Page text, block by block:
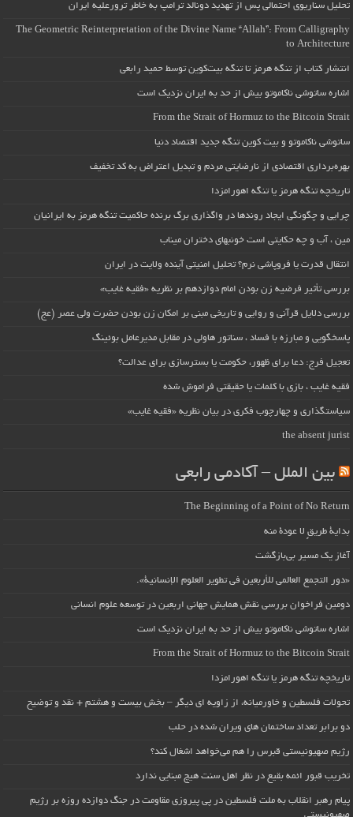
تحلیل سناریوی احتمالی پس از تهدید دونالد ترامپ به خاطر ترورعلیه ایران
The Geometric Reinterpretation of the Divine Name “Allah”: From Calligraphy
to Architecture
انتشار کتاب از تنگه هرمز تا تنگه بیت‌کوین توسط حمید رابعی
اشاره ساتوشی ناکاموتو بیش از حد به ایران نزدیک است
From the Strait of Hormuz to the Bitcoin Strait
ساتوشی ناکاموتو و بیت کوین تنگه جدید اقتصاد دنیا
بهره‌برداری اقتصادی از نارضایتی مردم و تبدیل اعتراض به کد تخفیف
تاریخچه تنگه هرمز یا تنگه اهورامزدا
چرایی و چگونگی ایجاد روندها در واگذاری برگ برنده حاکمیت تنگه هرمز به ایرانیان
مین ، آب و چه حکایتی است خونبهای دختران میناب
انتقال قدرت یا فروپاشی نرم؟ تحلیل امنیتی آینده ولایت در ایران
بررسی تأثیر فرضیه زن بودن امام دوازدهم بر نظریه «فقیه غایب»
بررسی دلایل قرآنی و روایی و تاریخی مبنی بر امکان زن بودن حضرت ولی عصر (عج)
پاسخگویی و مبارزه با فساد ، سناتور هاولی در مقابل مدیرعامل بوئینگ
تعجیل فرج: دعا برای ظهور، حکومت یا بسترسازی برای عدالت؟
فقیه غایب ، بازی با کلمات یا حقیقتی فراموش شده
سیاستگذاری و چهارچوب فکری در بیان نظریه «فقیه غایب»
the absent jurist
بین الملل – آکادمی رابعی
The Beginning of a Point of No Return
بداية طريقٍ لا عودة منه
آغاز یک مسیر بی‌بازگشت
«دور التجمع العالمي للأربعين في تطوير العلوم الإنسانية».
دومین فراخوان بررسی نقش همایش جهانی اربعین در توسعه علوم انسانی
اشاره ساتوشی ناکاموتو بیش از حد به ایران نزدیک است
From the Strait of Hormuz to the Bitcoin Strait
تاریخچه تنگه هرمز یا تنگه اهورامزدا
تحولات فلسطین و خاورمیانه، از زاویه ای دیگر – بخش بیست و هشتم + نقد و توضیح
دو برابر تعداد ساختمان های ویران شده در حلب
رژیم صهیونیستی قبرس را هم می‌خواهد اشغال کند؟
تخریب قبور ائمه بقیع در نظر اهل سنت هیچ مبنایی ندارد
پیام رهبر انقلاب به ملت فلسطین در پی پیروزی مقاومت در جنگ دوازده روزه بر رژیم